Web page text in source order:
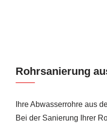
Rohrsanierung
Ihre Abwasserrohre aus
Bei der Sanierung Ihrer